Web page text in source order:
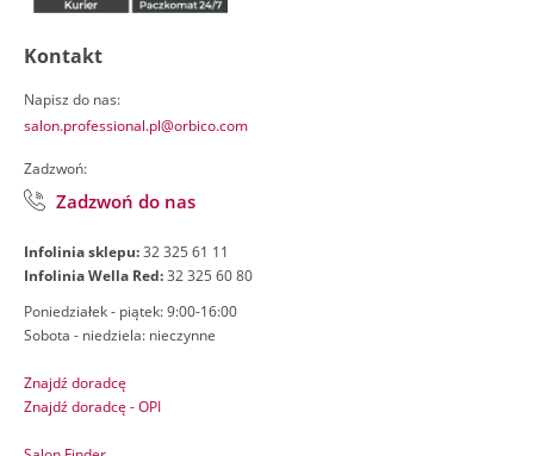
Kontakt
Napisz do nas:
salon.professional.pl@orbico.com
Zadzwoń:
Zadzwoń do nas
Infolinia sklepu:32 325 61 11
Infolinia Wella Red:32 325 60 80
Poniedziałek - piątek: 9:00-16:00
Sobota - niedziela: nieczynne
Znajdź doradcę
Znajdź doradcę - OPI